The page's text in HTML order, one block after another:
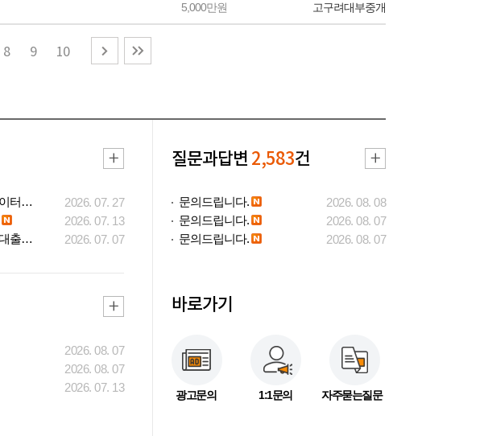
5,000만원 고구려대부중개
8 9 10
소상공인 신용점수 낮아도 '매출·성장성 데이터..
2026. 07. 27
2026. 07. 13
아파트 입주 문제없나… 은행, 하반기 잔금대출..
2026. 07. 07
2026. 08. 07
2026. 08. 07
2026. 07. 13
질문과답변 2,583건
문의드립니다.
2026. 08. 08
문의드립니다.
2026. 08. 07
문의드립니다.
2026. 08. 07
바로가기
광고문의 1:1문의 자주묻는질문